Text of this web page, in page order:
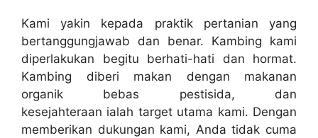
Kami yakin kepada praktik pertanian yang
bertanggungjawab dan benar. Kambing kami
diperlakukan begitu berhati-hati dan hormat.
Kambing diberi makan dengan makanan
organik bebas pestisida, dan
kesejahteraan ialah target utama kami. Dengan
memberikan dukungan kami, Anda tidak cuma